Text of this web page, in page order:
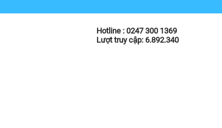
Hotline : 0247 300 1369
Lượt truy cập: 6.892.340